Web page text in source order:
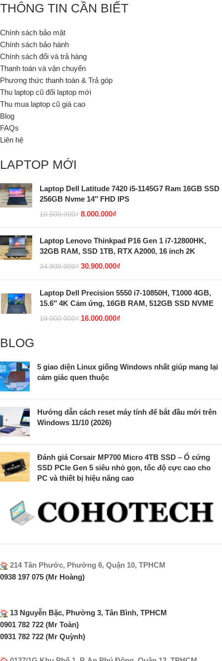
THÔNG TIN CẦN BIẾT
Chính sách bảo mật
Chính sách bảo hành
Chính sách đổi và trả hàng
Thanh toán và vận chuyển
Phương thức thanh toán & Trả góp
Thu laptop cũ đổi laptop mới
Thu mua laptop cũ giá cao
Blog
FAQs
Liên hệ
LAPTOP MỚI
Laptop Dell Latitude 7420 i5-1145G7 Ram 16GB SSD
256GB Nvme 14″ FHD IPS
10.500.000₫ 8.000.000₫
Laptop Lenovo Thinkpad P16 Gen 1 i7-12800HK,
32GB RAM, SSD 1TB, RTX A2000, 16 inch 2K
34.900.000₫ 30.900.000₫
Laptop Dell Precision 5550 i7-10850H, T1000 4GB,
15.6″ 4K Cảm ứng, 16GB RAM, 512GB SSD NVME
19.000.000₫ 16.000.000₫
BLOG
5 giao diện Linux giống Windows nhất giúp mang lại
cảm giác quen thuộc
Hướng dẫn cách reset máy tính để bắt đầu mới trên
Windows 11/10 (2026)
Đánh giá Corsair MP700 Micro 4TB SSD – Ổ cứng
SSD PCIe Gen 5 siêu nhỏ gọn, tốc độ cực cao cho
PC và thiết bị hiệu năng cao
214 Tân Phước, Phường 6, Quận 10, TPHCM
0938 197 075 (Mr Hoàng)
13 Nguyễn Bặc, Phường 3, Tân Bình, TPHCM
0901 782 722 (Mr Toàn)
0931 782 722 (Mr Quỳnh)